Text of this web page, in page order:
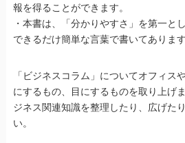
報を得ることができます。
・本書は、「分かりやすさ」を第一と
できるだけ簡単な言葉で書いてあります
「ビジネスコラム」についてオフィス
にするもの、目にするものを取り上げ
ジネス関連知識を整理したり、広げた
い。